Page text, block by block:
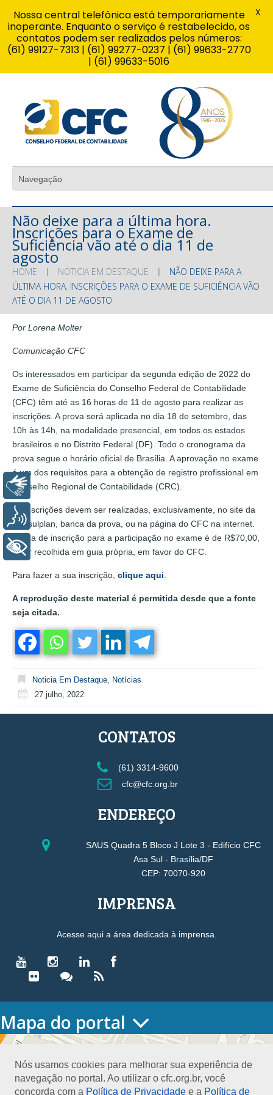
Não deixe para a última hora.
Inscrições para o Exame de
Suficiência vão até o dia 11 de
agosto
HOME NOTICIA EM DESTAQUE
NÃO DEIXE PARA A
ÚLTIMA HORA. INSCRIÇÕES PARA O EXAME DE SUFICIÊNCIA VÃO
ATÉ O DIA 11 DE AGOSTO
Por Lorena Molter
Comunicação CFC
Os interessados em participar da segunda edição de 2022 do
Exame de Suficiência do Conselho Federal de Contabilidade
(CFC) têm até as 16 horas de 11 de agosto para realizar as
inscrições. A prova será aplicada no dia 18 de setembro, das
10h às 14h, na modalidade presencial, em todos os estados
brasileiros e no Distrito Federal (DF). Todo o cronograma da
prova segue o horário oficial de Brasília. A aprovação no exame
é um dos requisitos para a obtenção de registro profissional em
Conselho Regional de Contabilidade (CRC).
As inscrições devem ser realizadas, exclusivamente, no site da
Consulplan, banca da prova, ou na página do CFC na internet.
A taxa de inscrição para a participação no exame é de R$70,00,
a ser recolhida em guia própria, em favor do CFC.
Para fazer a sua inscrição, clique aqui
A reprodução deste material é permitida desde que a fonte
seja citada.
Noticia Em Destaque Notícias
27 julho, 2022
Nós usamos cookies para melhorar sua experiência de
navegação no portal. Ao utilizar o cfc.org.br, você
concorda com a Política de Privacidade e a Política de
CONTATOS
(61) 3314-9600
cfc@cfc.org.br
ENDEREÇO
SAUS Quadra 5 Bloco J Lote 3 - Edifício CFC
Asa Sul - Brasília/DF
CEP: 70070-920
IMPRENSA
Acesse aqui a área dedicada à imprensa.
Mapa do portal
HOME
Conselho Diretor
Nossa Sede
Nossa central telefônica está temporariamente
inoperante. Enquanto o serviço é restabelecido, os
contatos podem ser realizados pelos números:
(61) 99127-7313 | (61) 99277-0237 | (61) 99633-2770
| (61) 99633-5016
X
Libras
Voz
+ Acessibilidade